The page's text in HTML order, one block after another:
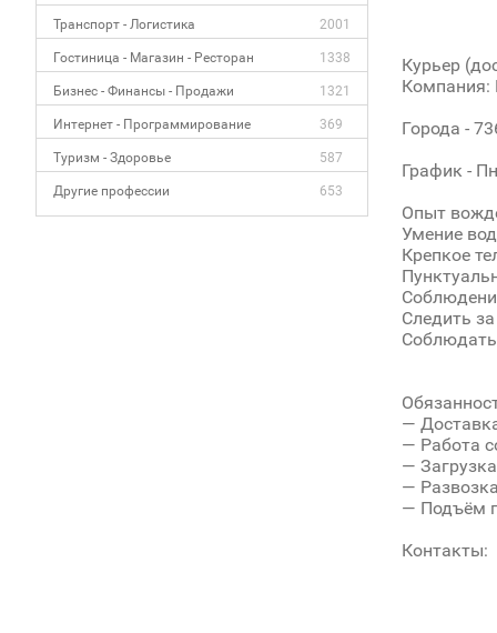
Транспорт - Логистика 2001
Гостиница - Магазин - Ресторан 1338
Бизнес - Финансы - Продажи 1321
Интернет - Программирование 369
Туризм - Здоровье 587
Другие профессии 653
Курьер
Компания:
Города -
График -
Опыт
Умение
Крепкое
Следить
Соблюдать
—
— Работа
—
—
— Подъём
Контакты: